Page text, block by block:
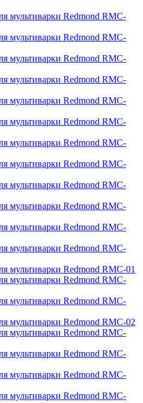
мультиварки Redmond RMC-
мультиварки Redmond RMC-
мультиварки Redmond RMC-
мультиварки Redmond RMC-
мультиварки Redmond RMC-
мультиварки Redmond RMC-
мультиварки Redmond RMC-
мультиварки Redmond RMC-
мультиварки Redmond RMC-
мультиварки Redmond RMC-
мультиварки Redmond RMC-
мультиварки Redmond RMC-
мультиварки Redmond RMC-01
мультиварки Redmond RMC-
мультиварки Redmond RMC-
мультиварки Redmond RMC-02
мультиварки Redmond RMC-
мультиварки Redmond RMC-
мультиварки Redmond RMC-
мультиварки Redmond RMC-